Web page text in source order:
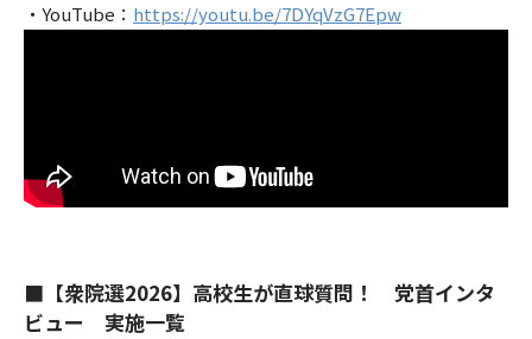
・YouTube： https://youtu.be/7DYqVzG7Epw
■【衆院選2026】高校生が直球質問！ 党首インタ
ビュー 実施一覧